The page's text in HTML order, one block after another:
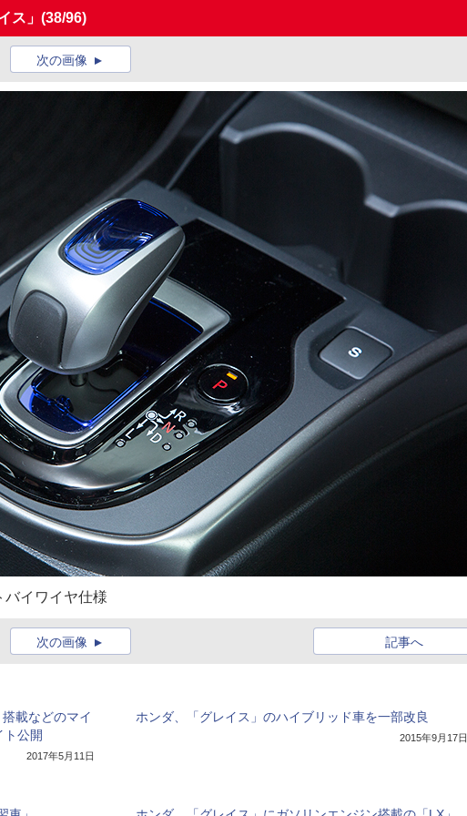
ス」 (38/96)
次の画像
バイワイヤ仕様
記事へ
次の画像
載などのマイ
ト公開
2017年5月11日
ホンダ、「グレイス」のハイブリッド車を一部改良
2015年9月17日